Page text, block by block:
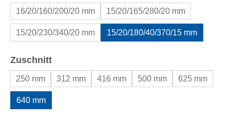
16/20/160/200/20 mm 15/20/165/280/20 mm
15/20/230/340/20 mm 15/20/180/40/370/15 mm
Zuschnittauswählen
250 mm 312 mm 416 mm 500 mm 625 mm
640 mm